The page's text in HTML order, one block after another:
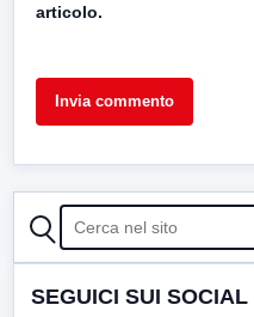
articolo.
CERCA
SEGUICI SUI SOCIAL